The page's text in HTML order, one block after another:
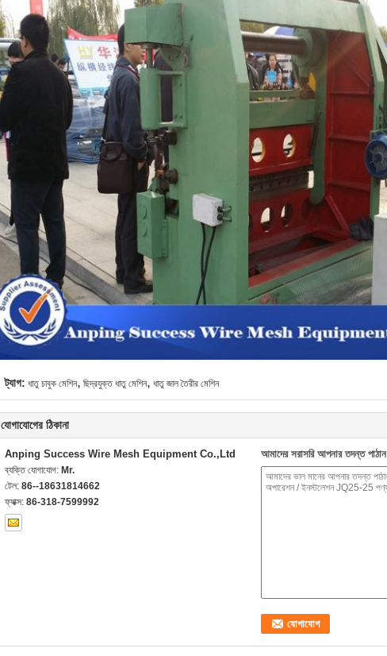
ট্যাগ: ধাতু চাবুক মেশিন, ছিদ্রযুক্ত ধাতু মেশিন, ধাতু জাল তৈরীর মেশিন
যোগাযোগের ঠিকানা
Anping Success Wire Mesh Equipment Co.,Ltd
ব্যক্তি যোগাযোগ: Mr.
টেল: 86--18631814662
ফ্যাক্স: 86-318-7599992
আমাদের সরাসরি আপনার তদন্ত পাঠান